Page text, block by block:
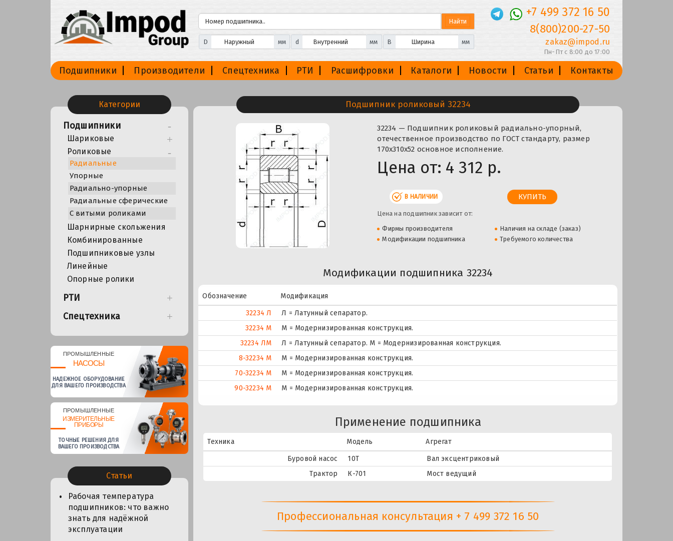
D мм d мм B мм
+7 499 372 16 50
8(800)200-27-50
zakaz@impod.ru
Пн-Пт с 8:00 до 17:00
Подшипники Производители Спецтехника РТИ Расшифровки Каталоги Новости Статьи Контакты
Категории
Подшипники
Шариковые
Роликовые
Радиальные
Упорные
Радиально-упорные
Радиальные сферические
С витыми роликами
Шарнирные скольжения
Комбинированные
Подшипниковые узлы
Линейные
Опорные ролики
РТИ
Спецтехника
ПРОМЫШЛЕННЫЕ
НАСОСЫ
НАДЕЖНОЕ ОБОРУДОВАНИЕ
ДЛЯ ВАШЕГО ПРОИЗВОДСТВА
ПРОМЫШЛЕННЫЕ
ИЗМЕРИТЕЛЬНЫЕ
ПРИБОРЫ
ТОЧНЫЕ РЕШЕНИЯ ДЛЯ
ВАШЕГО ПРОИЗВОДСТВА
Статьи
Рабочая температура
подшипников: что важно
знать для надёжной
эксплуатации
Подшипник роликовый 32234
32234 — Подшипник роликовый радиально-упорный,
отечественное производство по ГОСТ стандарту, размер
170x310x52 основное исполнение.
Цена от: 4 312 р.
В НАЛИЧИИ
Цена на подшипник зависит от:
Фирмы производителя
Наличия на складе (заказ)
Модификации подшипника
Требуемого количества
Модификации подшипника 32234
Обозначение
Модификация
32234 Л
Л = Латунный сепаратор.
32234 М
М = Модернизированная конструкция.
32234 ЛМ
Л = Латунный сепаратор. М = Модернизированная конструкция.
8-32234 М
М = Модернизированная конструкция.
70-32234 М
М = Модернизированная конструкция.
90-32234 М
М = Модернизированная конструкция.
Применение подшипника
Техника Модель
Агрегат
Буровой насос
10Т
Вал эксцентриковый
Трактор
К-701 Мост ведущий
Профессиональная консультация + 7 499 372 16 50